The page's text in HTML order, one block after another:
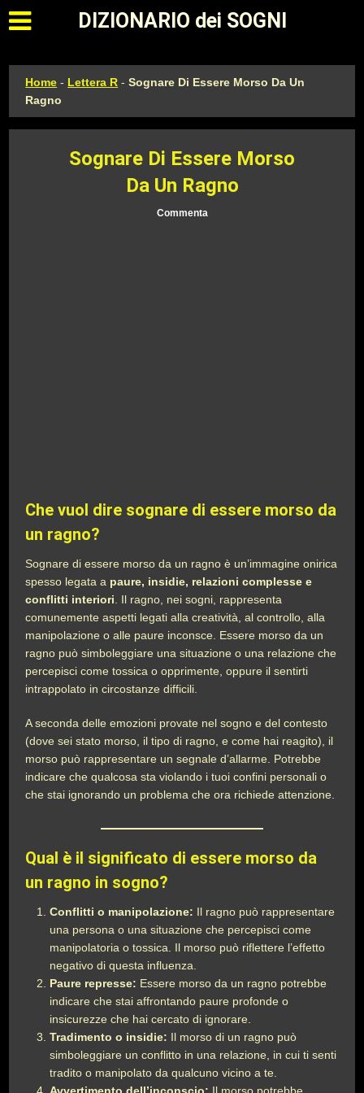
Apri il menu principale
DIZIONARIO dei SOGNI
Home - Lettera R -Sognare Di Essere Morso Da Un
Ragno
Sognare Di Essere Morso
Da Un Ragno
Commenta
Che vuol dire sognare di essere morso da
un ragno?
Sognare di essere morso da un ragno è un’immagine onirica
spesso legata a paure, insidie, relazioni complesse e
conflitti interiori . Il ragno, nei sogni, rappresenta
comunemente aspetti legati alla creatività, al controllo, alla
manipolazione o alle paure inconsce. Essere morso da un
ragno può simboleggiare una situazione o una relazione che
percepisci come tossica o opprimente, oppure il sentirti
intrappolato in circostanze difficili.
A seconda delle emozioni provate nel sogno e del contesto
(dove sei stato morso, il tipo di ragno, e come hai reagito), il
morso può rappresentare un segnale d’allarme. Potrebbe
indicare che qualcosa sta violando i tuoi confini personali o
che stai ignorando un problema che ora richiede attenzione.
Qual è il significato di essere morso da
un ragno in sogno?
Conflitti o manipolazione: Il ragno può rappresentare
una persona o una situazione che percepisci come
manipolatoria o tossica. Il morso può riflettere l’effetto
negativo di questa influenza.
Paure represse: Essere morso da un ragno potrebbe
indicare che stai affrontando paure profonde o
insicurezze che hai cercato di ignorare.
Tradimento o insidie: Il morso di un ragno può
simboleggiare un conflitto in una relazione, in cui ti senti
tradito o manipolato da qualcuno vicino a te.